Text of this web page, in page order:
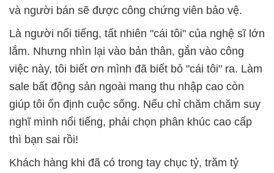
và người bán sẽ được công chứng viên bảo vệ.
Là người nổi tiếng, tất nhiên "cái tôi" của nghệ sĩ lớn
lắm. Nhưng nhìn lại vào bản thân, gắn vào công
việc này, tôi biết ơn mình đã biết bỏ "cái tôi" ra. Làm
sale bất động sản ngoài mang thu nhập cao còn
giúp tôi ổn định cuộc sống. Nếu chỉ chăm chăm suy
nghĩ mình nổi tiếng, phải chọn phân khúc cao cấp
thì bạn sai rồi!
Khách hàng khi đã có trong tay chục tỷ, trăm tỷ